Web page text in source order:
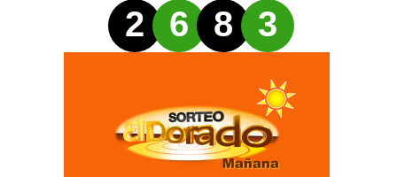
2 6 8 3